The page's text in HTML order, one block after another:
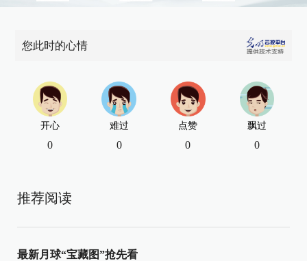
您此时的心情
开心
0
难过
0
点赞
0
飘过
0
推荐阅读
最新月球“宝藏图”抢先看